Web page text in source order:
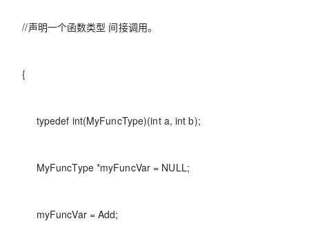
//声明一个函数类型 间接调用。
{
typedef int(MyFuncType)(int a, int b);
MyFuncType *myFuncVar = NULL;
myFuncVar = Add;